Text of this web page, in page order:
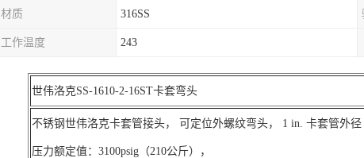
材质 316SS
工作温度 243
世伟洛克SS-1610-2-16ST卡套弯头
不锈钢世伟洛克卡套管接头， 可定位外螺纹弯头， 1 in. 卡套管外径
压力额定值：3100psig（210公斤），